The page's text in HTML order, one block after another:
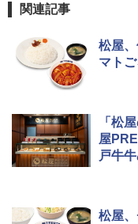
関連記事
松屋
マト
「松
屋
戸牛
松屋